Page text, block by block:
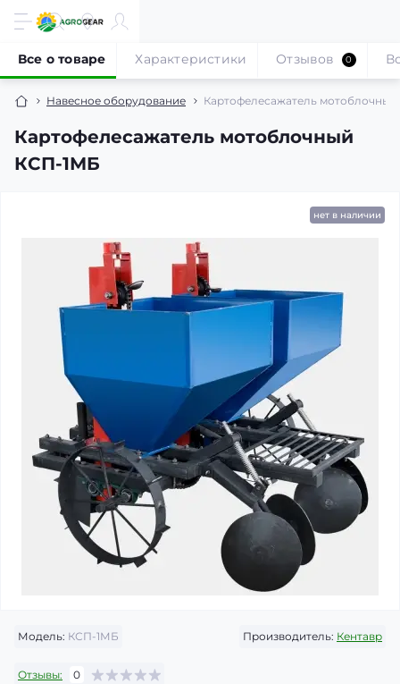
Навесное оборудование Картофелесажатель
Картофелесажатель мотоблочный
КСП-1МБ
Все о товаре Характеристики Отзывов 0
нет в наличии
Модель: КСП-1МБ Производитель: Кентавр
Отзывы: 0